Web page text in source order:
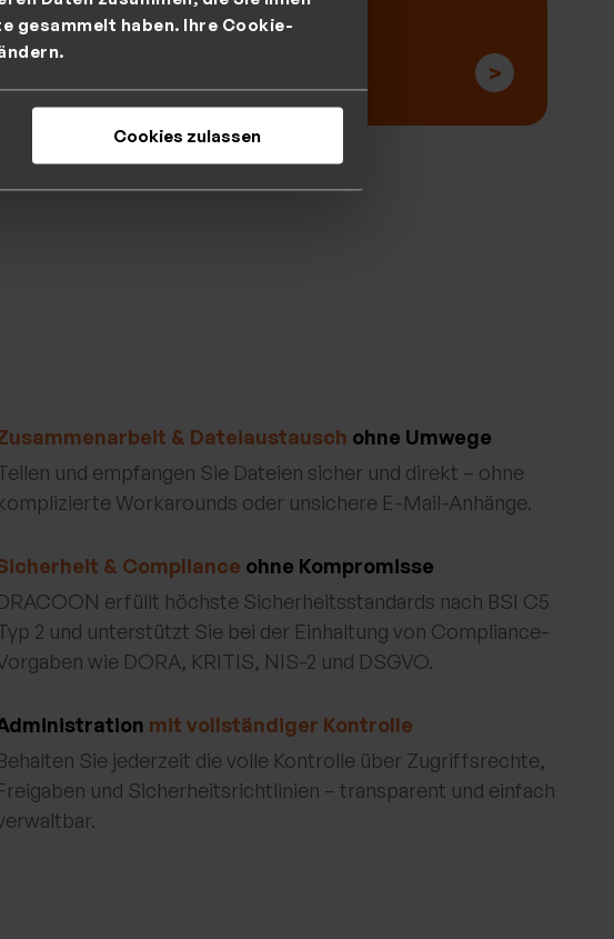
gesammelt haben. Ihre Cookie-
Cookies zulassen
>
& Dateiaustausch ohne Umwege
und empfangen Sie Dateien sicher und direkt – ohne
Workarounds oder unsichere E-Mail-Anhänge.
& Compliance ohne Kompromisse
erfüllt höchste Sicherheitsstandards nach BSI C5
2 und unterstützt Sie bei der Einhaltung von Compliance-
wie DORA, KRITIS, NIS-2 und DSGVO.
mit vollständiger Kontrolle
Sie jederzeit die volle Kontrolle über Zugriffsrechte,
und Sicherheitsrichtlinien – transparent und einfach